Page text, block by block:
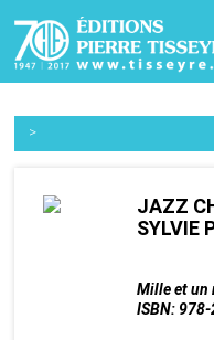
>
JAZZ
SYLVIE
Mille et un
ISBN: